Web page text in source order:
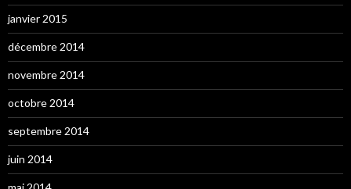
janvier 2015
décembre 2014
novembre 2014
octobre 2014
septembre 2014
juin 2014